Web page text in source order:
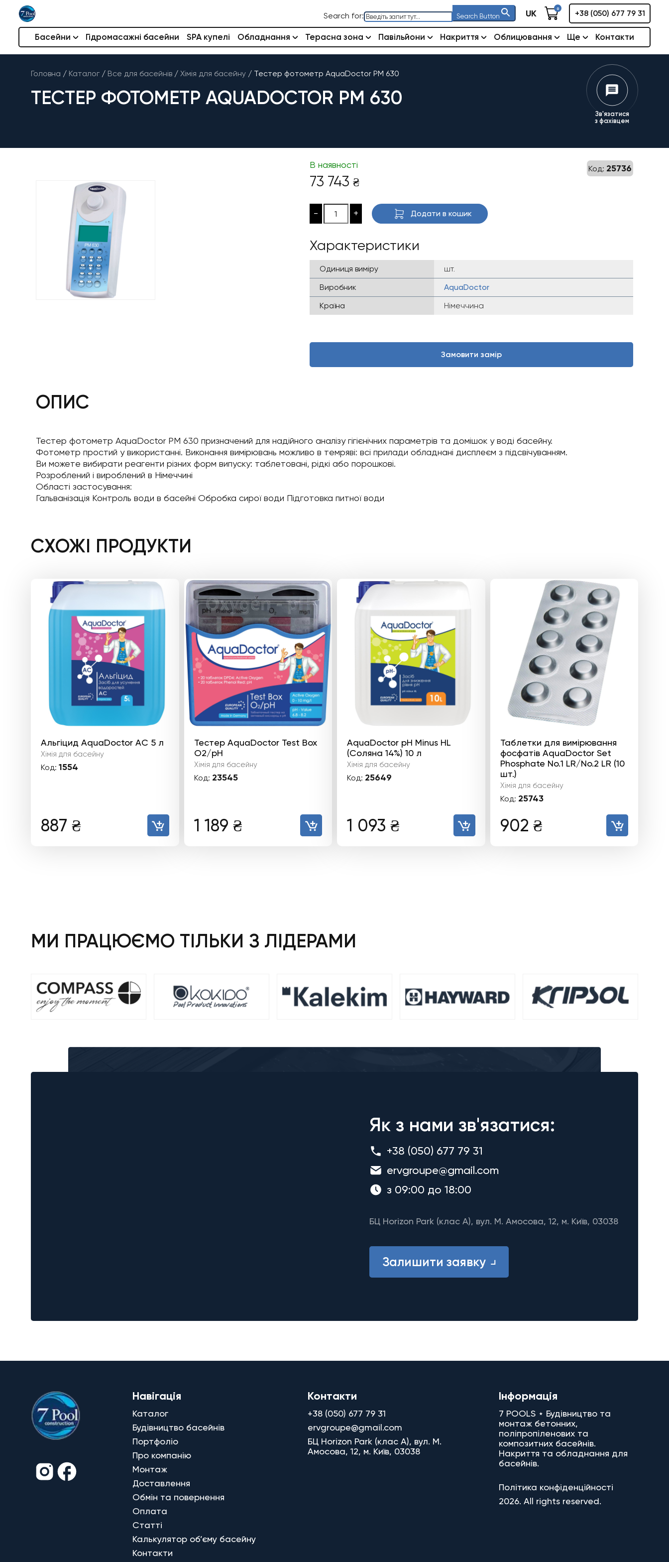
Search for: Search Button UK 0
+38 (050) 677 79 31
Басейни Гідромасажні басейни SPA купелі Обладнання Терасна зона Павільйони Накриття Облицювання Ще Контакти
Головна / Каталог / Все для басейнів / Хімія для басейну / Тестер фотометр AquaDoctor PM 630
ТЕСТЕР ФОТОМЕТР AQUADOCTOR PM 630
Зв'язатися
з фахівцем
Код: 25736
В наявності
73 743 ₴
- + Додати в кошик
Характеристики
Одиниця виміру
шт.
Виробник
AquaDoctor
Країна
Німеччина
Замовити замір
ОПИС
Тестер фотометр AquaDoctor PM 630 призначений для надійного аналізу гігієнічних параметрів та домішок у воді басейну.
Фотометр простий у використанні. Виконання вимірювань можливо в темряві: всі прилади обладнані дисплеєм з підсвічуванням.
Ви можете вибирати реагенти різних форм випуску: таблетовані, рідкі або порошкові.
Розроблений і вироблений в Німеччині
Області застосування:
Гальванізація Контроль води в басейні Обробка сирої води Підготовка питної води
СХОЖІ ПРОДУКТИ
Альгіцид AquaDoctor AC 5 л
Хімія для басейну
Код: 1554
887 ₴
Тестер AquaDoctor Test Box
O2/pH
Хімія для басейну
Код: 23545
1 189 ₴
AquaDoctor pH Minus HL
(Соляна 14%) 10 л
Хімія для басейну
Код: 25649
1 093 ₴
Таблетки для вимірювання
фосфатів AquaDoctor Set
Phosphate No.1 LR/No.2 LR (10
шт.)
Хімія для басейну
Код: 25743
902 ₴
МИ ПРАЦЮЄМО ТІЛЬКИ З ЛІДЕРАМИ
Як з нами зв'язатися:
+38 (050) 677 79 31
ervgroupe@gmail.com
з 09:00 до 18:00
БЦ Horizon Park (клас A), вул. М. Амосова, 12, м. Київ, 03038
Залишити заявку
Навігація
Каталог
Будівництво басейнів
Портфоліо
Про компанію
Монтаж
Доставлення
Обмін та повернення
Оплата
Статті
Калькулятор об’єму басейну
Контакти
Контакти
+38 (050) 677 79 31
ervgroupe@gmail.com
БЦ Horizon Park (клас A), вул. М.
Амосова, 12, м. Київ, 03038
Інформація
7 POOLS ⋆ Будівництво та
монтаж бетонних,
поліпропіленових та
композитних басейнів.
Накриття та обладнання для
басейнів.
Політика конфіденційності
2026. All rights reserved.